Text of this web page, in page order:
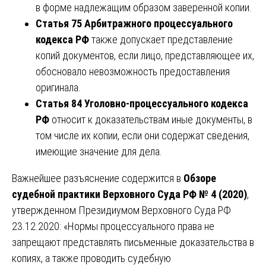
в форме надлежащим образом заверенной копии.
Статья 75 Арбитражного процессуального
кодекса РФтакже допускает представление
копий документов, если лицо, представляющее их,
обосновало невозможность предоставления
оригинала.
Статья 84 Уголовно-процессуального кодекса
РФ относит к доказательствам иные документы, в
том числе их копии, если они содержат сведения,
имеющие значение для дела.
Важнейшее разъяснение содержится в Обзоре
судебной практики Верховного Суда РФ № 4 (2020),
утвержденном Президиумом Верховного Суда РФ
23.12.2020: «Нормы процессуального права не
запрещают представлять письменные доказательства в
копиях, а также проводить судебную